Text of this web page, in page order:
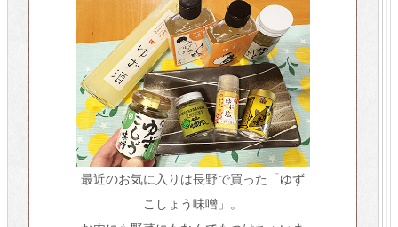
最近のお気に入りは長野で買った「ゆず
こしょう味噌」。